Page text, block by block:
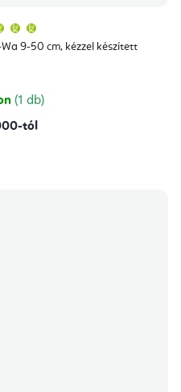
9-50 cm, kézzel készített
átlagos
értékelése
csillag.
(1 db)
tól